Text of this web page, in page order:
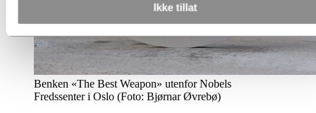
Ikke tillat
Benken «The Best Weapon» utenfor Nobels
Fredssenter i Oslo (Foto: Bjørnar Øvrebø)